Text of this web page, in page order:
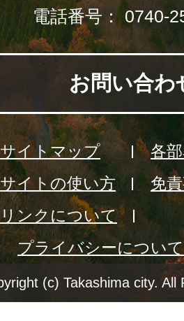
電話番号： 0740-
お問い合わ
サイトマップ
各
サイトの使い方
免
リンクについて
プライバシーについて
(c) Takashima city. All